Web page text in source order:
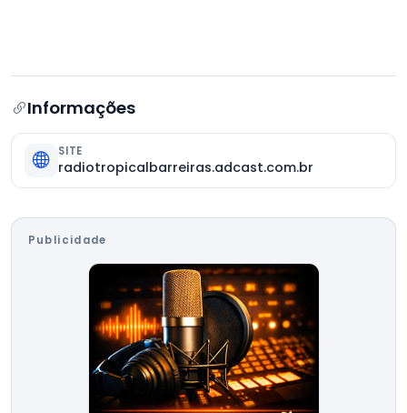
Informações
SITE
radiotropicalbarreiras.adcast.com.br
Publicidade